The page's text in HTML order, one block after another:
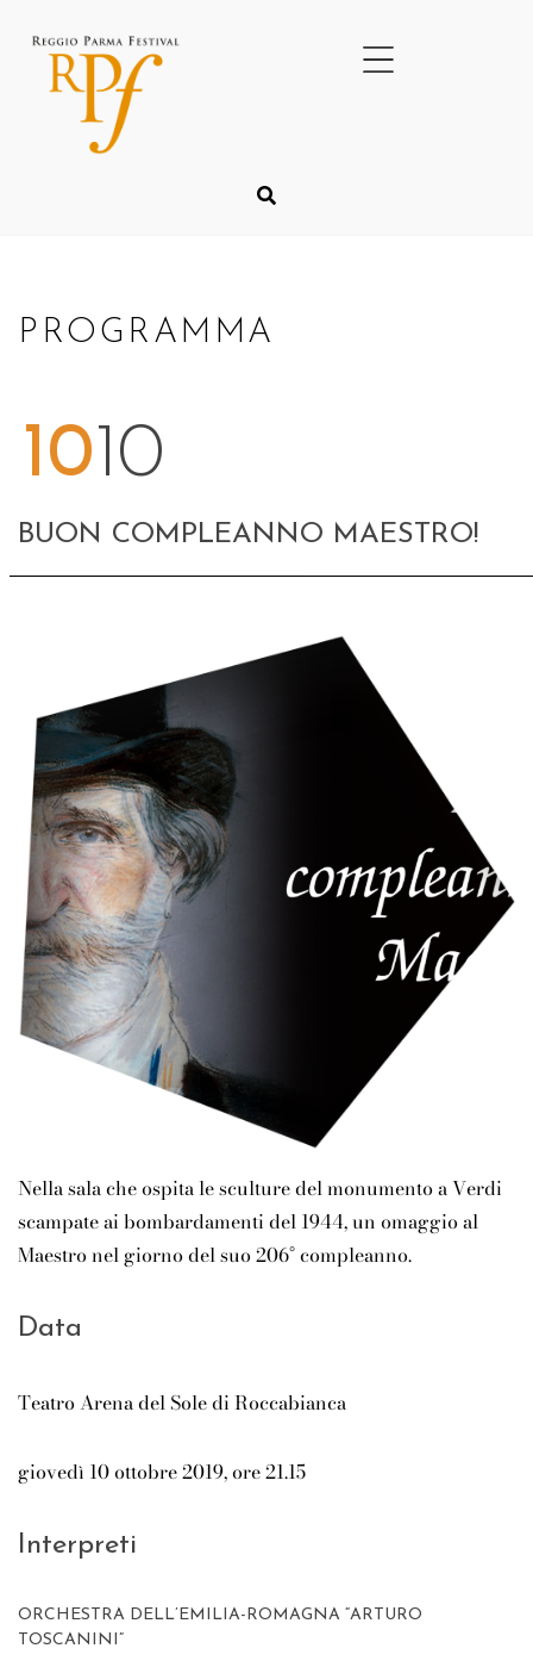
PROGRAMMA
1010
BUON COMPLEANNO MAESTRO!
Nella sala che ospita le sculture del monumento a Verdi
scampate ai bombardamenti del 1944, un omaggio al
Maestro nel giorno del suo 206° compleanno.
Data
Teatro Arena del Sole di Roccabianca
giovedì 10 ottobre 2019, ore 21.15
Interpreti
ORCHESTRA DELL’EMILIA-ROMAGNA “ARTURO
TOSCANINI”